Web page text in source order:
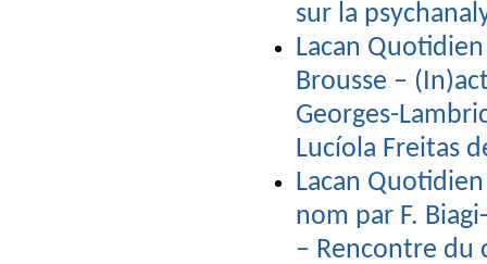
sur la
Lacan
Brousse –
Georges-
Lucíola Freitas
Lacan
nom par F.
– Rencontre du